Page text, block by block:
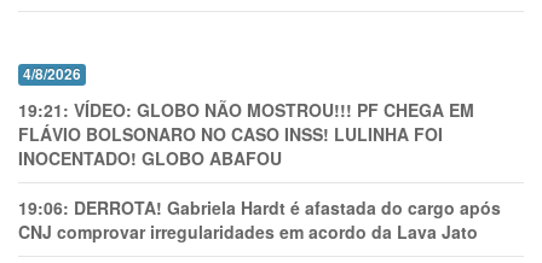
4/8/2026
19:21: VÍDEO: GLOBO NÃO MOSTROU!!! PF CHEGA EM
FLÁVIO BOLSONARO NO CASO INSS! LULINHA FOI
INOCENTADO! GLOBO ABAFOU
19:06: DERROTA! Gabriela Hardt é afastada do cargo após
CNJ comprovar irregularidades em acordo da Lava Jato